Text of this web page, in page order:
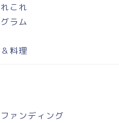
これ
ラム
料理
ァンディング